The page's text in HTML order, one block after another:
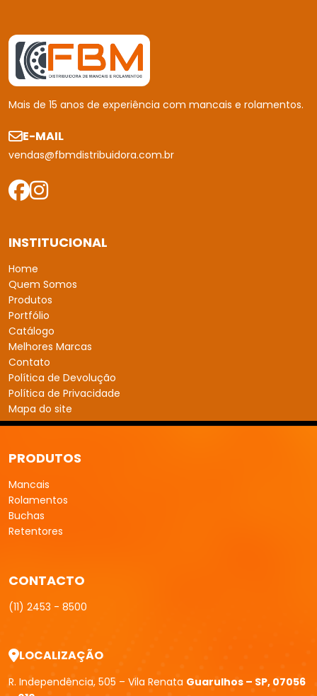
Mais de 15 anos de experiência com mancais e rolamentos.
E-MAIL
vendas@fbmdistribuidora.com.br
INSTITUCIONAL
Home
Quem Somos
Produtos
Portfólio
Catálogo
Melhores Marcas
Contato
Política de Devolução
Política de Privacidade
Mapa do site
PRODUTOS
Mancais
Rolamentos
Buchas
Retentores
CONTACTO
(11) 2453 - 8500
LOCALIZAÇÃO
R. Independência, 505 – Vila Renata Guarulhos – SP, 07056